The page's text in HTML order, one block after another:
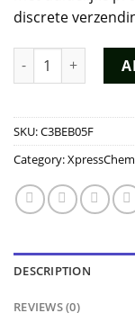
discrete
Jade Dragon
SKU:C3BEB05F
Category:
DESCRIPTION
REVIEWS (0)